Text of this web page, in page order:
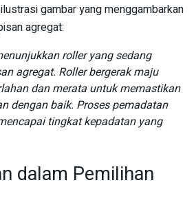
gambar yang menggambarkan
agregat:
roller yang sedang
agregat. Roller bergerak maju
dan merata untuk memastikan
dengan baik. Proses pemadatan
tingkat kepadatan yang
dalam Pemilihan